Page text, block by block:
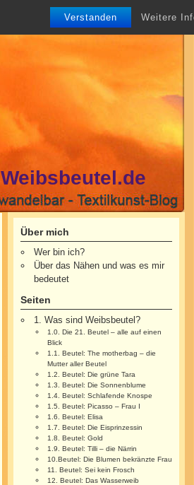
Verstanden Weitere
Weibsbeutel.de
Über mich
Wer bin ich?
Über das Nähen und was es mir
bedeutet
Seiten
1. Was sind Weibsbeutel?
1.0. Die 21. Beutel – alle auf einen
Blick
1.1. Beutel: The motherbag – die
Mutter aller Beutel
1.2. Beutel: Die grüne Tara
1.3. Beutel: Die Sonnenblume
1.4. Beutel: Schlafende Knospe
1.5. Beutel: Picasso – Frau I
1.6. Beutel: Elisa
1.7. Beutel: Die Eisprinzessin
1.8. Beutel: Gold
1.9. Beutel: Tilli – die Närrin
10.Beutel: Die Blumen bekränzte Frau
11. Beutel: Sei kein Frosch
12. Beutel: Das Wasserweib